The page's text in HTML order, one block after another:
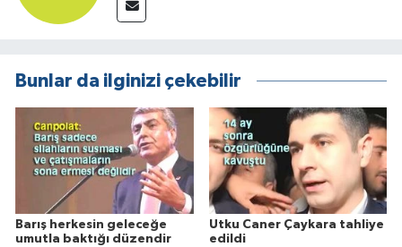
Bunlar da ilginizi çekebilir
Barış herkesin geleceğe
umutla baktığı düzendir
Utku Caner Çaykara tahliye
edildi